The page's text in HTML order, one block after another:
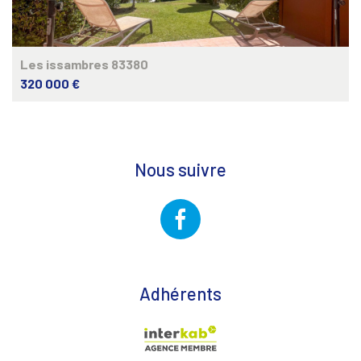
Les issambres 83380
320 000 €
Nous suivre
Adhérents